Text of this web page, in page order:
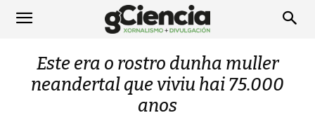
Este era o rostro dunha muller
neandertal que viviu hai 75.000
anos